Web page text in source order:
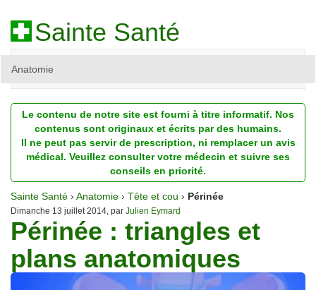
Sainte Santé
Anatomie
Diagnostic
Dossiers
Homéopathie
Nutrition
Pathologie
Psychologie
Le contenu de notre site est fourni à titre informatif. Nos
contenus sont originaux et écrits par des humains.
Il ne peut pas servir de prescription, ni remplacer un avis
médical. Veuillez consulter votre médecin et suivre ses
conseils en priorité.
Sainte Santé › Anatomie › Tête et cou › Périnée
Dimanche 13 juillet 2014, par Julien Eymard
Périnée : triangles et
plans anatomiques